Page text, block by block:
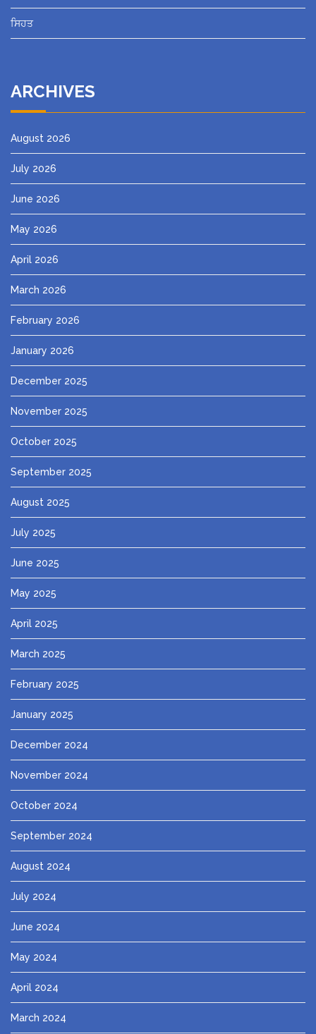
ਸਿਹਤ
ARCHIVES
August 2026
July 2026
June 2026
May 2026
April 2026
March 2026
February 2026
January 2026
December 2025
November 2025
October 2025
September 2025
August 2025
July 2025
June 2025
May 2025
April 2025
March 2025
February 2025
January 2025
December 2024
November 2024
October 2024
September 2024
August 2024
July 2024
June 2024
May 2024
April 2024
March 2024